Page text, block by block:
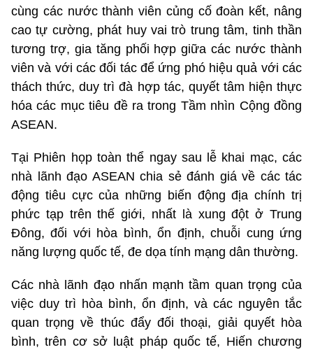
cùng các nước thành viên củng cố đoàn kết, nâng
cao tự cường, phát huy vai trò trung tâm, tinh thần
tương trợ, gia tăng phối hợp giữa các nước thành
viên và với các đối tác để ứng phó hiệu quả với các
thách thức, duy trì đà hợp tác, quyết tâm hiện thực
hóa các mục tiêu đề ra trong Tầm nhìn Cộng đồng
ASEAN.
Tại Phiên họp toàn thể ngay sau lễ khai mạc, các
nhà lãnh đạo ASEAN chia sẻ đánh giá về các tác
động tiêu cực của những biến động địa chính trị
phức tạp trên thế giới, nhất là xung đột ở Trung
Đông, đối với hòa bình, ổn định, chuỗi cung ứng
năng lượng quốc tế, đe dọa tính mạng dân thường.
Các nhà lãnh đạo nhấn mạnh tầm quan trọng của
việc duy trì hòa bình, ổn định, và các nguyên tắc
quan trọng về thúc đẩy đối thoại, giải quyết hòa
bình, trên cơ sở luật pháp quốc tế, Hiến chương